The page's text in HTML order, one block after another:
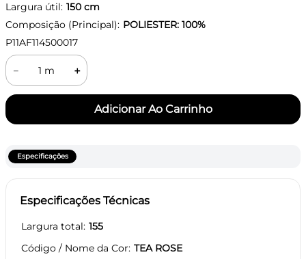
Largura útil: 150 cm
Composição (Principal): POLIESTER: 100%
P11AF114500017
＋
－
Especificações
Especificações Técnicas
Largura total 155
Código / Nome da Cor TEA ROSE